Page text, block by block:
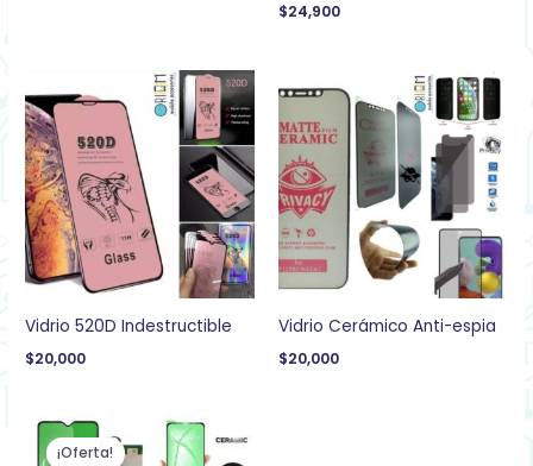
$24,900
Vidrio 520D Indestructible
$20,000
Vidrio Cerámico Anti-espia
$20,000
¡Oferta!
El
precioprecio